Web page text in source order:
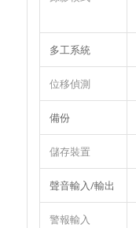
多工系統
位移偵測
備份
儲存裝置
聲音輸入/輸出
警報輸入